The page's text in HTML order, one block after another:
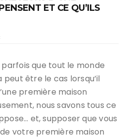
ET CE QU’ILS
parfois que tout le monde
être le cas lorsqu’il
première maison
nous savons tous ce
et, supposer que vous
votre première maison